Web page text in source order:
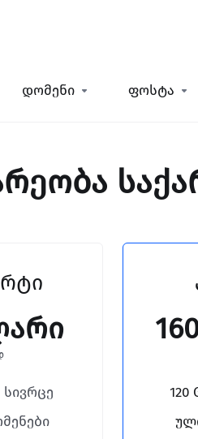
დომენი ფოსტა
სივრცე
120